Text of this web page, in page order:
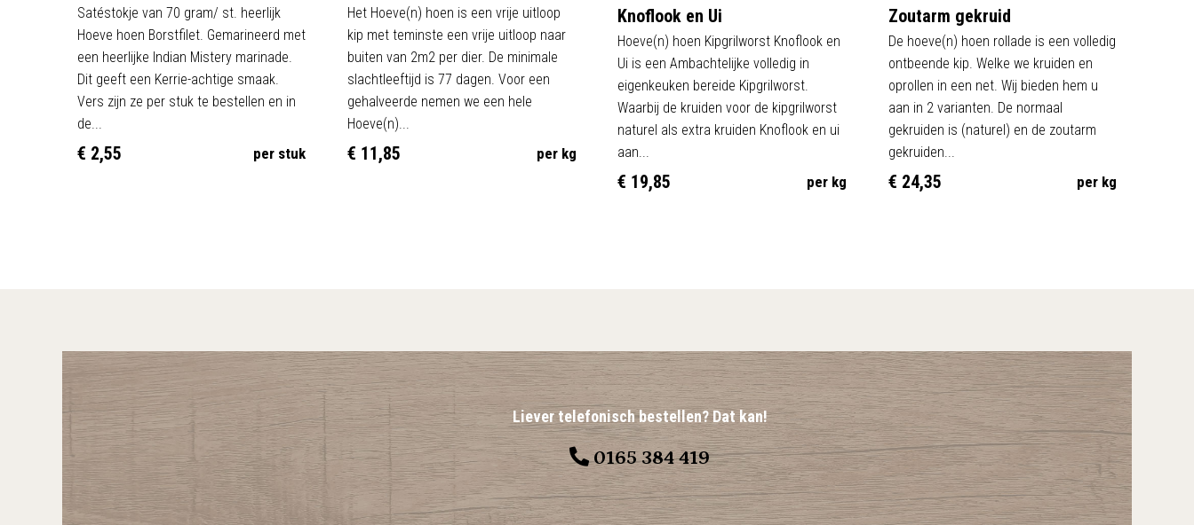
Satéstokje van 70 gram/ st. heerlijk
Hoeve hoen Borstfilet. Gemarineerd met
een heerlijke Indian Mistery marinade.
Dit geeft een Kerrie-achtige smaak.
Vers zijn ze per stuk te bestellen en in
de...
€ 2,55 per stuk
Het Hoeve(n) hoen is een vrije uitloop
kip met teminste een vrije uitloop naar
buiten van 2m2 per dier. De minimale
slachtleeftijd is 77 dagen. Voor een
gehalveerde nemen we een hele
Hoeve(n)...
€ 11,85 per kg
Knoflook en Ui
Hoeve(n) hoen Kipgrilworst Knoflook en
Ui is een Ambachtelijke volledig in
eigenkeuken bereide Kipgrilworst.
Waarbij de kruiden voor de kipgrilworst
naturel als extra kruiden Knoflook en ui
aan...
€ 19,85 per kg
Zoutarm gekruid
De hoeve(n) hoen rollade is een volledig
ontbeende kip. Welke we kruiden en
oprollen in een net. Wij bieden hem u
aan in 2 varianten. De normaal
gekruiden is (naturel) en de zoutarm
gekruiden...
€ 24,35 per kg
Liever telefonisch bestellen? Dat kan!
0165 384 419